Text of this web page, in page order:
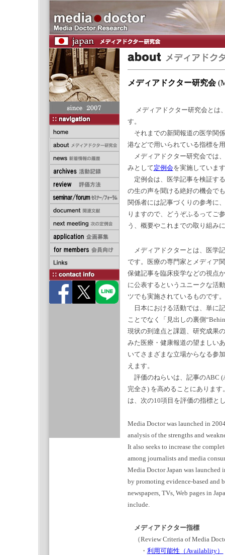
メディアドクター研究会
メディアドクター研究会とは
す。
それまでの新聞報道の医学関
港などで用いられている指標を
メディアドクター研究会では
みとして定例会を実施していま
定例会は、医学記事を検証す
の生の声を聞ける絶好の機会で
関係者には記事づくりの参考に
りますので、どうぞふるってご
う、概要やこれまでの取り組み
メディアドクターとは、医学
です。医療の専門家とメディア
保健記事を臨床疫学などの視点
に公表するというユニークな活
ツでも実施されているものです。
日本における活動では、単に
ことでなく「見出しの裏側
現状の到達点と課題、研究成果
みた医療・健康報道の望ましい
いてさまざまな立場からなる参
えます。
評価のねらいは、記事のABC
完全さ) を高めることにありま
は、次の10項目を評価の指標と
Media Doctor was launched in
analysis of the strengths and
It also seeks to increase the
among journalists and media
Media Doctor Japan was launched
by promoting evidence-based and
newspapers, TVs, Web pages in
include.
メディアドクター指標
（Review Criteria of Media
・ 利用可能性（Availablity）